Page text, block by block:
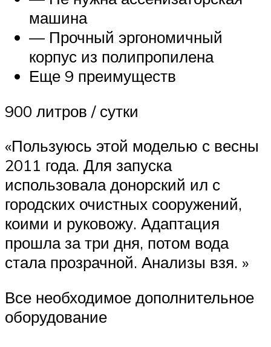
машина
— Прочный эргономичный
корпус из полипропилена
Еще 9 преимуществ
900 литров / сутки
«Пользуюсь этой моделью с весны
2011 года. Для запуска
использовала донорский ил с
городских очистных сооружений,
коими и руковожу. Адаптация
прошла за три дня, потом вода
стала прозрачной. Анализы взя. »
Все необходимое дополнительное
оборудование